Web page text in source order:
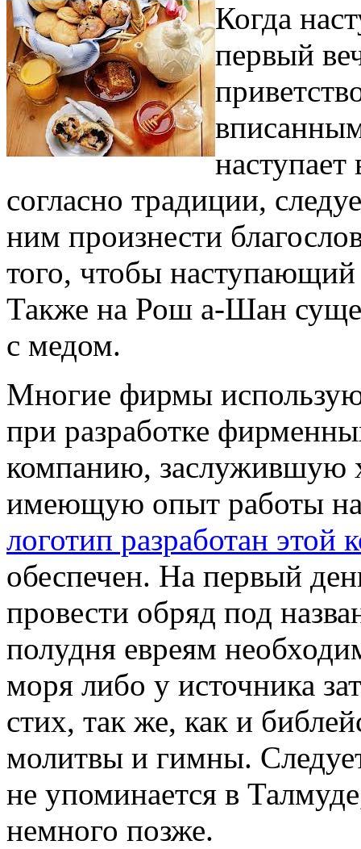
Когда
первый
согласно традиции,
ним произнести
того, чтобы наступающий
Также на Рош а-Шан
с медом.
Многие фирмы
при разработке
компанию,
имеющую опыт работы на
логотип разработан этой
обеспечен. На первый
провести обряд под
полудня евреям
моря либо у источника
стих, так же, как и
молитвы и гимны.
не упоминается в
немного позже.